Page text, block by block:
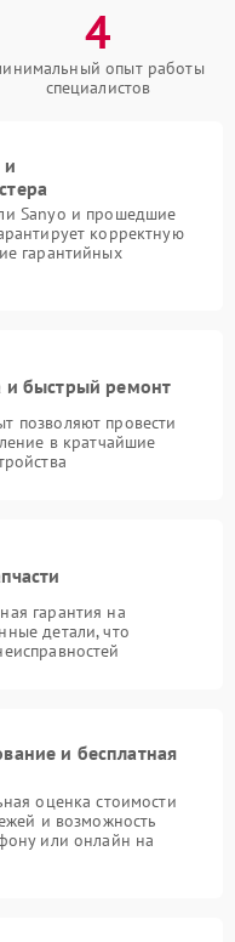
4
опыт работы
специалистов
и
Sanyo и прошедшие
корректную
гарантийных
и быстрый ремонт
позволяют провести
в кратчайшие
гарантия на
детали, что
и бесплатная
оценка стоимости
и возможность
или онлайн на